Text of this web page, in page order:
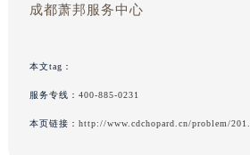
成都萧邦服务中心
本文tag：
服务专线： 400-885-0231
本页链接： http://www.cdchopard.cn/problem/